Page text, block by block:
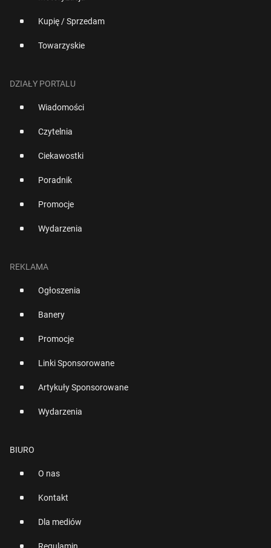
Kupię / Sprzedam
Towarzyskie
DZIAŁY PORTALU
Wiadomości
Czytelnia
Ciekawostki
Poradnik
Promocje
Wydarzenia
REKLAMA
Ogłoszenia
Banery
Promocje
Linki Sponsorowane
Artykuły Sponsorowane
Wydarzenia
BIURO
O nas
Kontakt
Dla mediów